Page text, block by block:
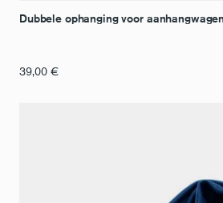
Dubbele ophanging voor
39,00 €